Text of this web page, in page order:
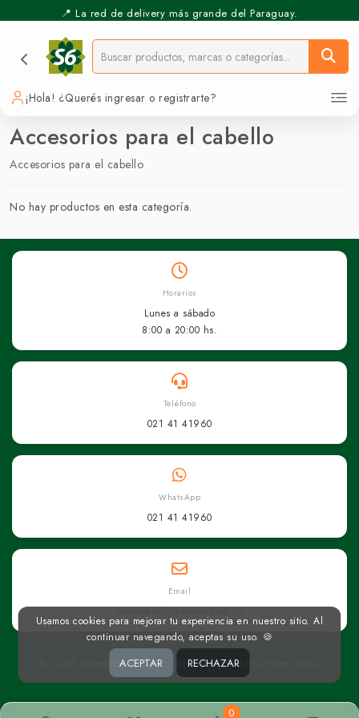
📍 La red de delivery más grande del Paraguay.
¡Hola! ¿Querés ingresar o registrarte?
Accesorios para el cabello
Accesorios para el cabello
No hay productos en esta categoría.
0
Horarios
Lunes a sábado
8:00 a 20:00 hs.
Teléfono
021 41 41960
WhatsApp
021 41 41960
Email
superseis@superseis.com.py
© 2026 Superseis Online. Todos los derechos reservados.
Usamos cookies para mejorar tu experiencia en nuestro sitio. Al
continuar navegando, aceptas su uso. 🍪
ACEPTAR RECHAZAR